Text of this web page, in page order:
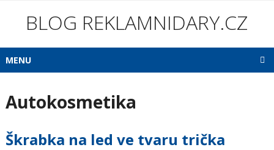
BLOG REKLAMNIDARY.CZ
MENU
Autokosmetika
Škrabka na led ve tvaru trička